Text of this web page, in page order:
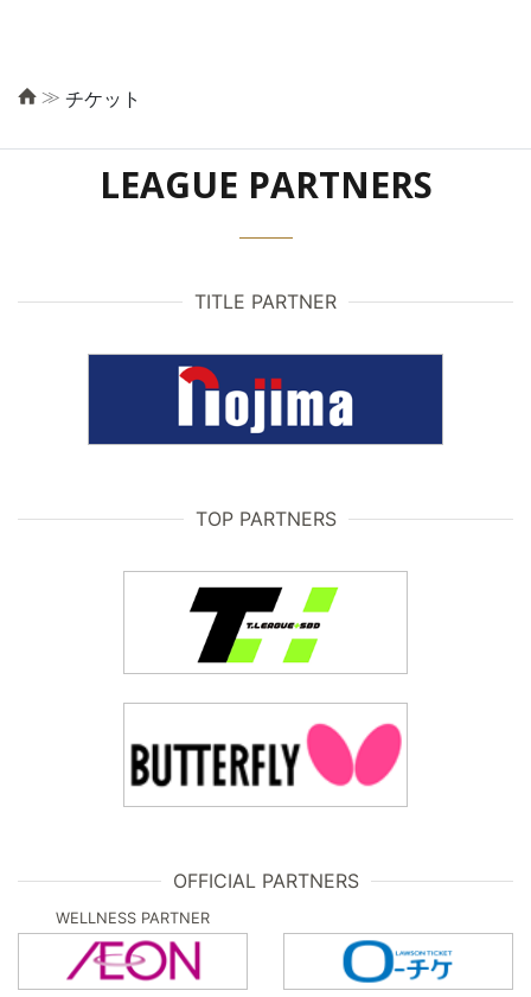
≫ チケット
LEAGUE PARTNERS
TITLE PARTNER
TOP PARTNERS
OFFICIAL PARTNERS
WELLNESS PARTNER